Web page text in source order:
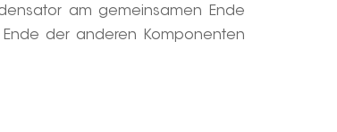
am gemeinsamen Ende
der anderen Komponenten